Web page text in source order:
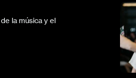
la música y el